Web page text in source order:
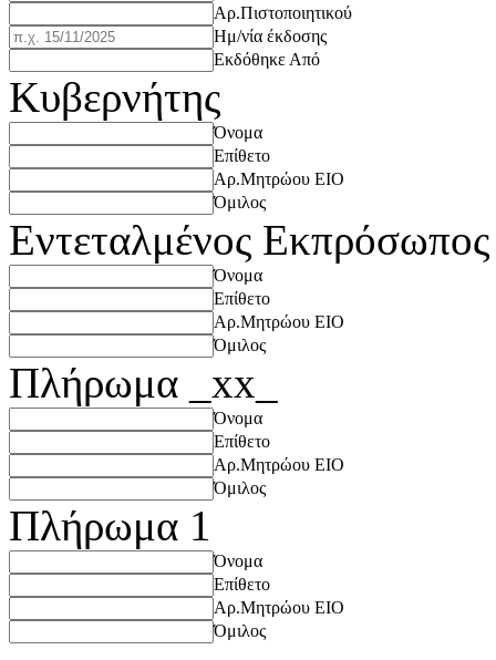
Αρ.Πιστοποιητικού
Ημ/νία έκδοσης
Εκδόθηκε Από
Κυβερνήτης
Όνομα
Επίθετο
Αρ.Μητρώου ΕΙΟ
Όμιλος
Εντεταλμένος Εκπρόσωπος
Όνομα
Επίθετο
Αρ.Μητρώου ΕΙΟ
Όμιλος
Πλήρωμα _xx_
Όνομα
Επίθετο
Αρ.Μητρώου ΕΙΟ
Όμιλος
Πλήρωμα 1
Όνομα
Επίθετο
Αρ.Μητρώου ΕΙΟ
Όμιλος